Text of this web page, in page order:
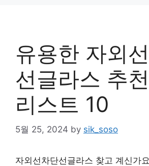
유용한 자외
선글라스 추
리스트 10
5월 25, 2024 by sik_soso
자외선차단선글라스 찾고 계신가